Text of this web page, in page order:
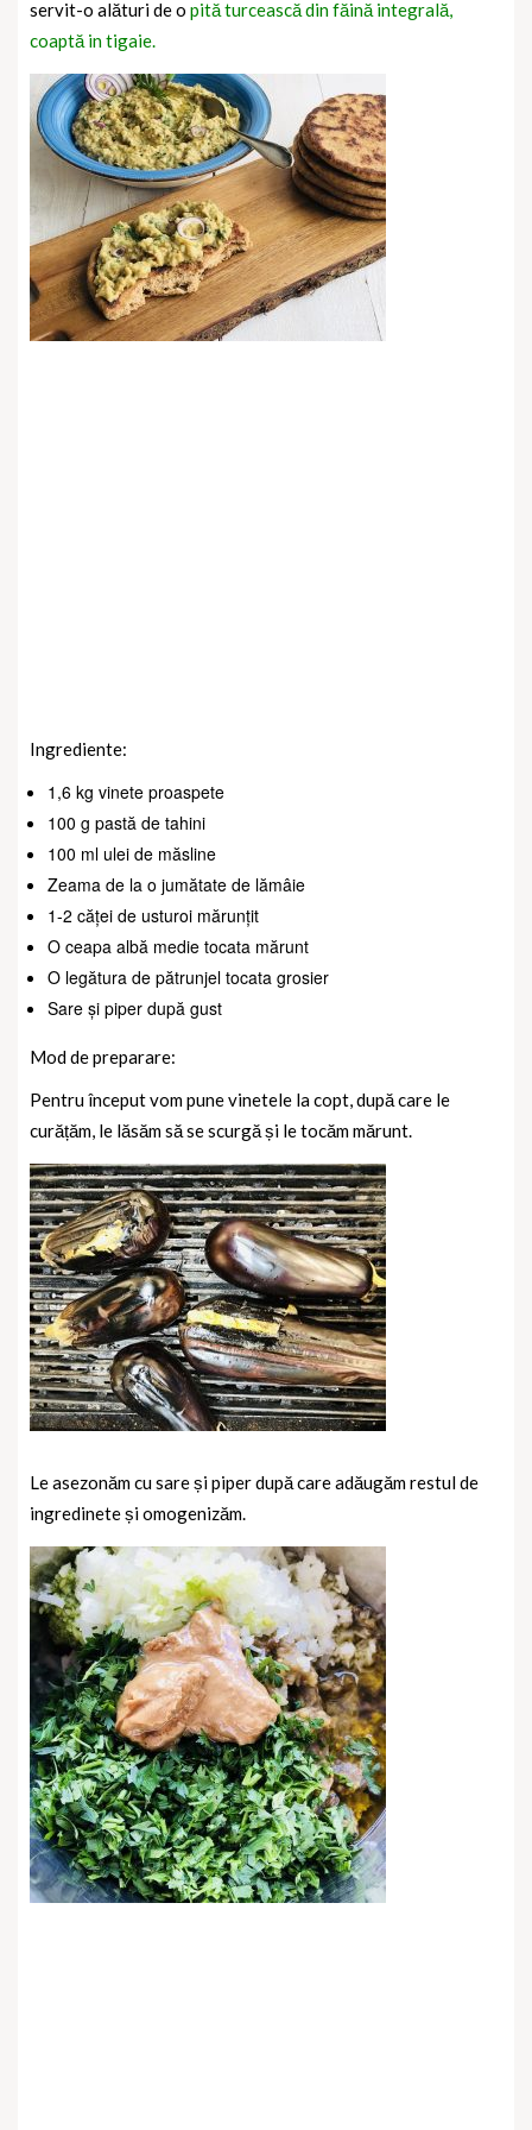
servit-o alături de o pită turcească din făină integrală,
coaptă in tigaie.
Ingrediente:
1,6 kg vinete proaspete
100 g pastă de tahini
100 ml ulei de măsline
Zeama de la o jumătate de lămâie
1-2 căței de usturoi mărunțit
O ceapa albă medie tocata mărunt
O legătura de pătrunjel tocata grosier
Sare și piper după gust
Mod de preparare:
Pentru început vom pune vinetele la copt, după care le
curățăm, le lăsăm să se scurgă și le tocăm mărunt.
Le asezonăm cu sare și piper după care adăugăm restul de
ingredinete și omogenizăm.